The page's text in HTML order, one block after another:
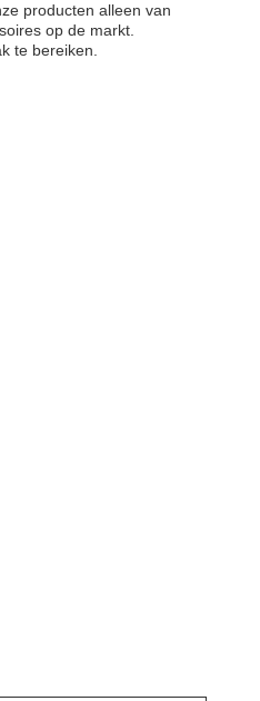
producten alleen van
op de markt.
te bereiken.